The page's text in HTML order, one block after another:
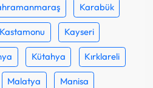
Karabük
Kastamonu Kayseri
Kütahya Kırklareli
Malatya Manisa